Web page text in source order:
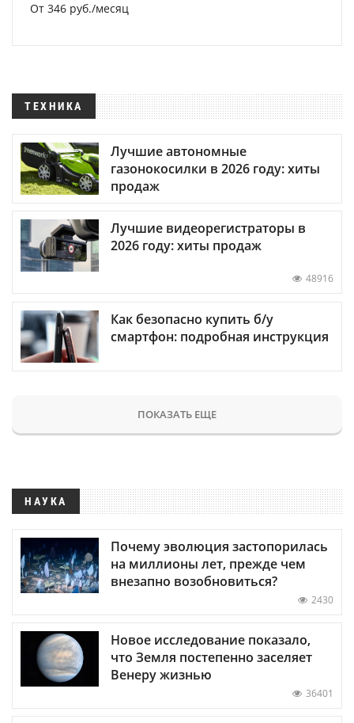
От 346 руб./месяц
ТЕХНИКА
Лучшие автономные
газонокосилки в 2026 году: хиты
продаж
Лучшие видеорегистраторы в
2026 году: хиты продаж
48916
Как безопасно купить б/у
смартфон: подробная инструкция
ПОКАЗАТЬ ЕЩЕ
НАУКА
Почему эволюция застопорилась
на миллионы лет, прежде чем
внезапно возобновиться?
2430
Новое исследование показало,
что Земля постепенно заселяет
Венеру жизнью
36401